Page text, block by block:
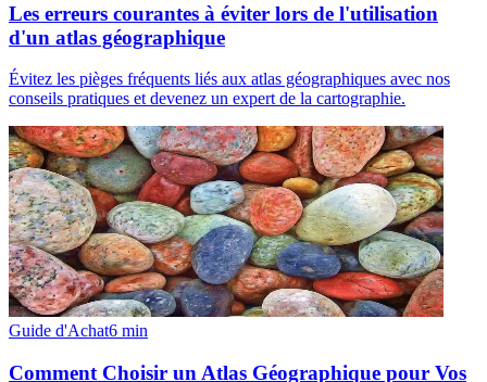
Les erreurs courantes à éviter lors de l'utilisation
d'un atlas géographique
Évitez les pièges fréquents liés aux atlas géographiques avec nos
conseils pratiques et devenez un expert de la cartographie.
Guide d'Achat6 min
Comment Choisir un Atlas Géographique pour Vos